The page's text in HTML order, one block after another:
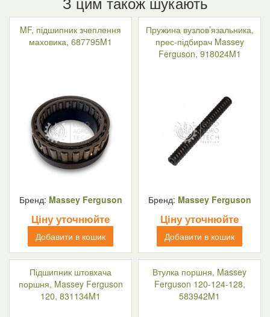
MF, підшипник зчеплення
маховика, 687795M1
Бренд: Massey Ferguson
Ціну уточнюйте
Добавити в кошик
Пружина вузлов’язальника,
прес-підбирач Massey
Ferguson, 918024M1
Бренд: Massey Ferguson
Ціну уточнюйте
Добавити в кошик
Підшипник штовхача
поршня, Massey Ferguson
120, 831134M1
Втулка поршня, Massey
Ferguson 120-124-128,
583942M1